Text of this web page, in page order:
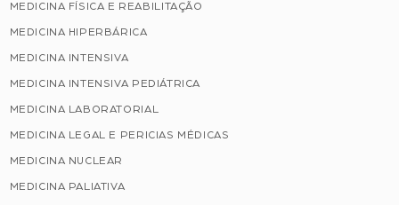
MEDICINA FÍSICA E REABILITAÇÃO
MEDICINA HIPERBÁRICA
MEDICINA INTENSIVA
MEDICINA INTENSIVA PEDIÁTRICA
MEDICINA LABORATORIAL
MEDICINA LEGAL E PERICIAS MÉDICAS
MEDICINA NUCLEAR
MEDICINA PALIATIVA